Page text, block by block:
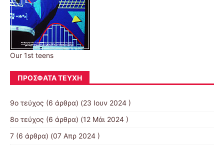
Our 1st teens
ΠΡΌΣΦΑΤΑ ΤΕΎΧΗ
9ο τεύχος (6 άρθρα) (23 Ιουν 2024 )
8ο τεύχος (6 άρθρα) (12 Μάι 2024 )
7 (6 άρθρα) (07 Απρ 2024 )